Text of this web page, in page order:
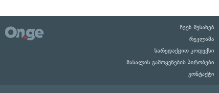
ჩვენ შესახებ
რეკლამა
სარედაქციო კოდექსი
მასალის გამოყენების პირობები
კონტაქტი